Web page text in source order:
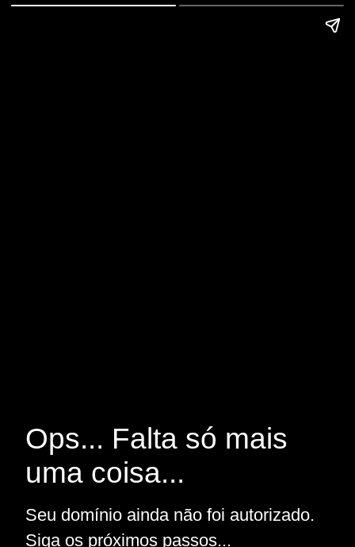
Ops... Falta só mais
uma coisa...
Seu domínio ainda não foi autorizado.
Siga os próximos passos...